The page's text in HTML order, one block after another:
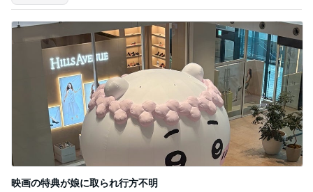
映画の特典が娘に取られ行方不明